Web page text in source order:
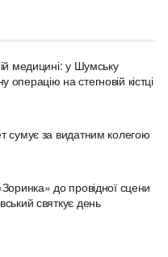
медицині: у Шумську
на стегновій кістці
сумує за видатним колегою
до провідної сцени
святкує день